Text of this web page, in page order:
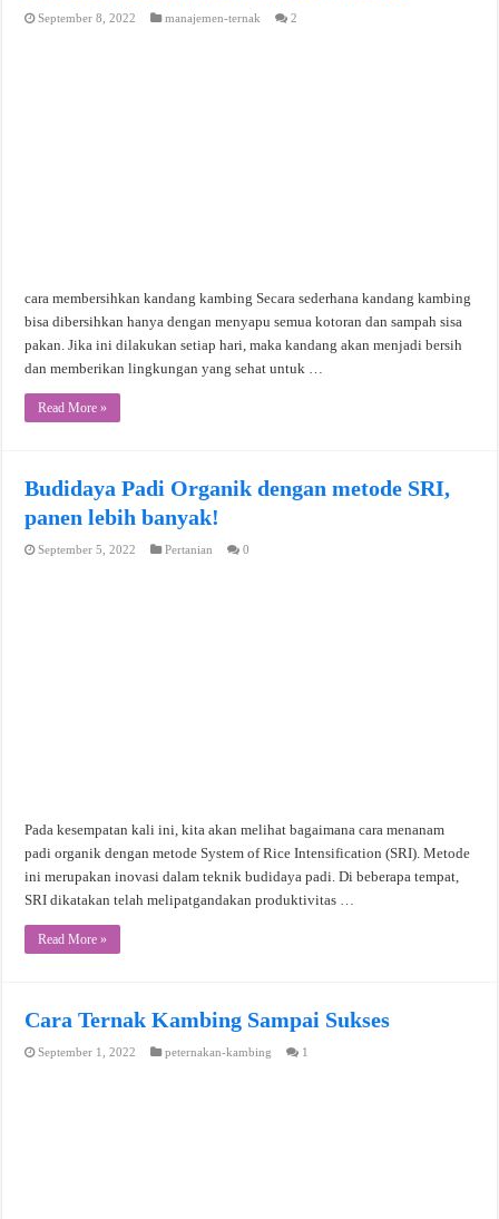
September 8, 2022 manajemen-ternak 2
cara membersihkan kandang kambing Secara sederhana kandang kambing
bisa dibersihkan hanya dengan menyapu semua kotoran dan sampah sisa
pakan. Jika ini dilakukan setiap hari, maka kandang akan menjadi bersih
dan memberikan lingkungan yang sehat untuk …
Read More »
Budidaya Padi Organik dengan metode SRI,
panen lebih banyak!
September 5, 2022 Pertanian 0
Pada kesempatan kali ini, kita akan melihat bagaimana cara menanam
padi organik dengan metode System of Rice Intensification (SRI). Metode
ini merupakan inovasi dalam teknik budidaya padi. Di beberapa tempat,
SRI dikatakan telah melipatgandakan produktivitas …
Read More »
Cara Ternak Kambing Sampai Sukses
September 1, 2022 peternakan-kambing 1